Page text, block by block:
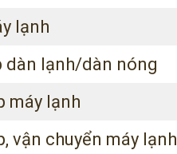
lạnh
dàn lạnh/dàn nóng
máy lạnh
vận chuyển máy lạnh